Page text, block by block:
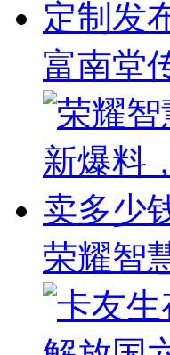
富南堂
荣耀智